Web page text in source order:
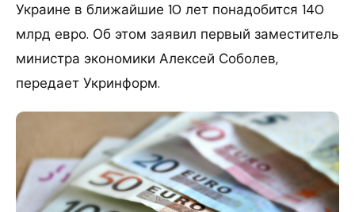
Украине в ближайшие 10 лет понадобится 140
млрд евро. Об этом заявил первый заместитель
министра экономики Алексей Соболев,
передает Укринформ.